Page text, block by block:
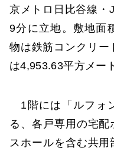
京メトロ日比谷線・
9分に立地。敷地面
物は鉄筋コンクリー
は4,953.63平方メー
1階には「ルフォ
る、各戸専用の宅
スホールを含む共